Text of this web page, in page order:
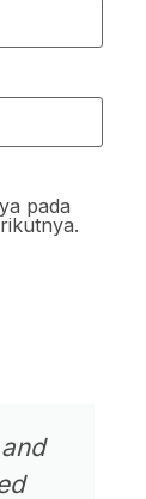
pada